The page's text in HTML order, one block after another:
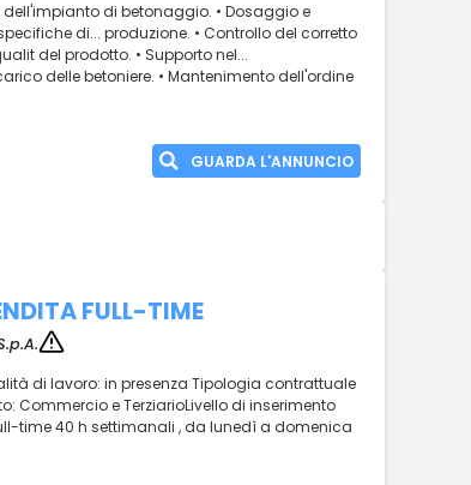
dell'impianto di betonaggio. • Dosaggio e
di... produzione. • Controllo del corretto
del prodotto. • Supporto nel...
delle betoniere. • Mantenimento dell'ordine
GUARDA L'ANNUNCIO
FULL-TIME
di lavoro: in presenza Tipologia contrattuale
Commercio e TerziarioLivello di inserimento
time 40 h settimanali , da lunedì a domenica